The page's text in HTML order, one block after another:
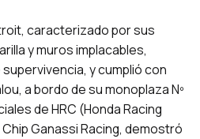
caracterizado por sus
y muros implacables,
y cumplió con
a bordo de su monoplaza Nº
de HRC (Honda Racing
Ganassi Racing, demostró